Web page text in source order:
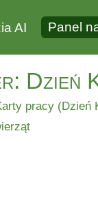
AI Panel
Dzień
pracy (Dzień